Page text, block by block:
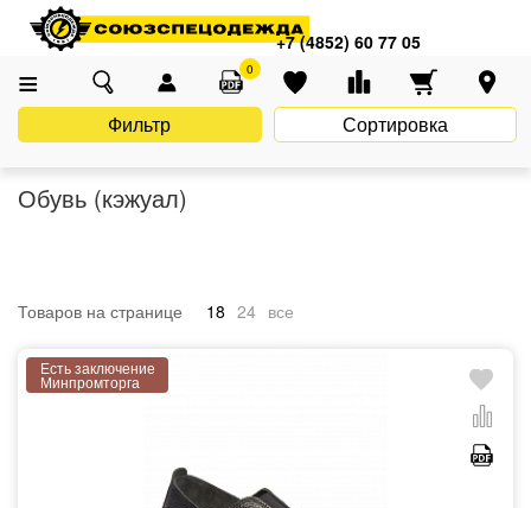
+7 (4852) 60 77 05
0
Главная Каталог Униформа Casual (Кэжуал) Обувь (кэжуал)
Обувь (кэжуал)
Фильтр Сортировка
Товаров на странице 18 24 все
Есть заключение
Минпромторга